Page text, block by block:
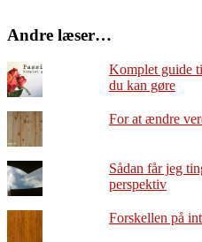
Andre læser…
Komplet guide
du kan gøre
For at ændre
Sådan får jeg
perspektiv
Forskellen på